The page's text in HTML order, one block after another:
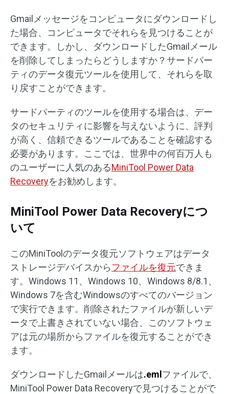
Gmailメッセージをコンピュータにダウンロードし
た場合、コンピュータでそれらを見つけることが
できます。しかし、ダウンロードしたGmailメール
を削除してしまったらどうしますか？サードパー
ティのデータ復元ツールを使用して、それらを取
り戻すことができます。
サードパーティのツールを使用する場合は、デー
タのセキュリティに影響を与えないように、評判
が高く、信頼できるツールであることを確認する
必要があります。ここでは、世界中の何百万人も
のユーザーに人気のあるMiniTool Power Data
Recoveryをお勧めします。
MiniTool Power Data Recoveryにつ
いて
このMiniToolのデータ復元ソフトウェアはデータ
ストレージデバイスから ファイルを復元できま
す。Windows 11、Windows 10、Windows 8/8.1、
Windows 7を含むWindowsのすべてのバージョン
で実行できます。削除されたファイルが新しいデ
ータで上書きされていない場合、このソフトウェ
アは元の場所からファイルを復元することができ
ます。
ダウンロードしたGmailメールは.emlファイルで、
MiniTool Power Data Recoveryで見つけることがで